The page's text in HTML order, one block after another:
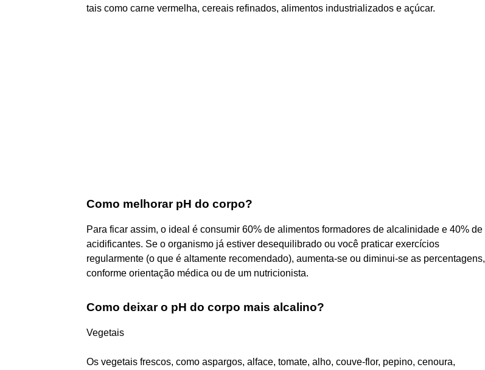
tais como carne vermelha, cereais refinados, alimentos industrializados e açúcar.
Como melhorar pH do corpo?
Para ficar assim, o ideal é consumir 60% de alimentos formadores de alcalinidade e 40% de
acidificantes. Se o organismo já estiver desequilibrado ou você praticar exercícios
regularmente (o que é altamente recomendado), aumenta-se ou diminui-se as percentagens,
conforme orientação médica ou de um nutricionista.
Como deixar o pH do corpo mais alcalino?
Vegetais
Os vegetais frescos, como aspargos, alface, tomate, alho, couve-flor, pepino, cenoura,